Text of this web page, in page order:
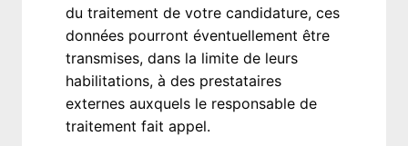
du traitement de votre candidature, ces
données pourront éventuellement être
transmises, dans la limite de leurs
habilitations, à des prestataires
externes auxquels le responsable de
traitement fait appel.